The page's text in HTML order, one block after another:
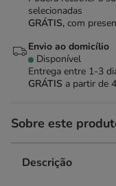
selecionadas
GRÁTIS, com
Envio ao domicílio
Disponível
Entrega entre 1-3
GRÁTIS a partir de
Sobre este
Descrição